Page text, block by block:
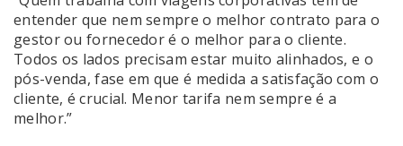
entender que nem sempre o melhor contrato para o
gestor ou fornecedor é o melhor para o cliente.
Todos os lados precisam estar muito alinhados, e o
pós-venda, fase em que é medida a satisfação com o
cliente, é crucial. Menor tarifa nem sempre é a
melhor.”